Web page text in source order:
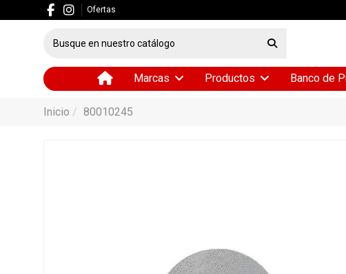
Ofertas
Marcas Productos Banco de
Inicio 80010245